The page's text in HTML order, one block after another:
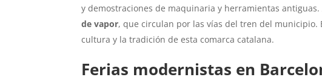
y demostraciones de maquinaria y herramientas
de vapor, que circulan por las vías del tren del
cultura y la tradición de esta comarca catalana.
Ferias modernistas en